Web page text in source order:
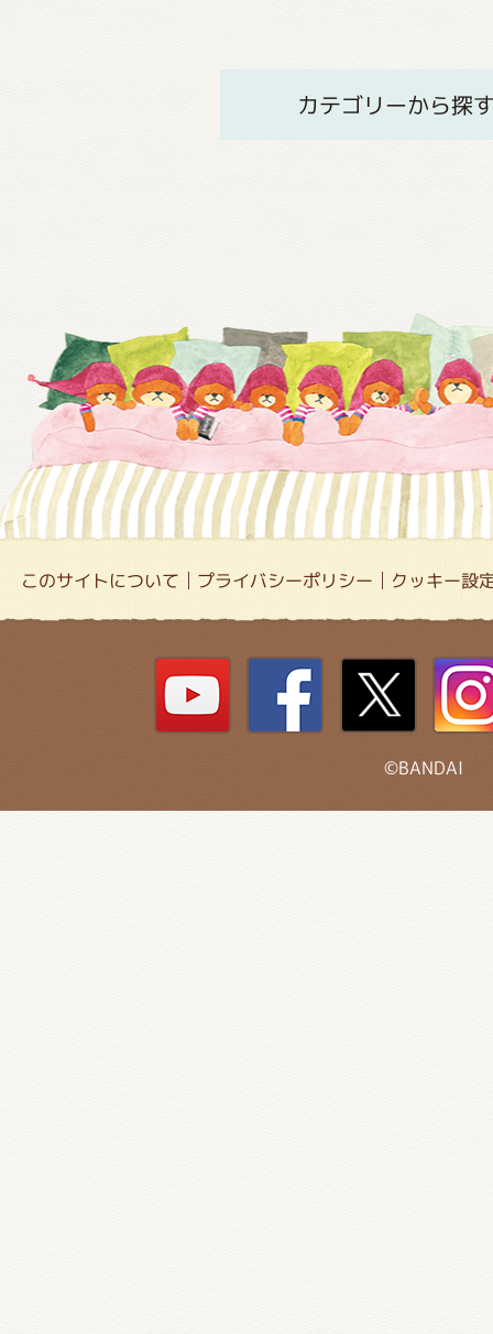
カテゴリーから探
このサイトについて プライバシーポリシー クッキー設
©BANDAI